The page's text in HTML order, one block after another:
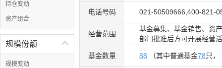
持仓变动
资产组合

规模份额
规模变动
电话号码 021-50509666,400-821-
经营范围
基金募集、基金销售、资
部门批准后方可开展经营
基金数量 88 （其中普通基金78只，